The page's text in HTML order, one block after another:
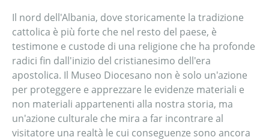
Il nord dell'Albania, dove storicamente la tradizione
cattolica è più forte che nel resto del paese, è
testimone e custode di una religione che ha profonde
radici fin dall'inizio del cristianesimo dell'era
apostolica. Il Museo Diocesano non è solo un'azione
per proteggere e apprezzare le evidenze materiali e
non materiali appartenenti alla nostra storia, ma
un'azione culturale che mira a far incontrare al
visitatore una realtà le cui conseguenze sono ancora